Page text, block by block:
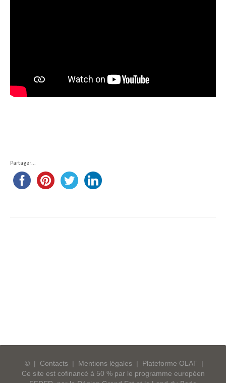
Partager...
© | Contacts | Mentions légales | Plateforme OLAT
|
Ce site est cofinancé à 50 % par le programme européen